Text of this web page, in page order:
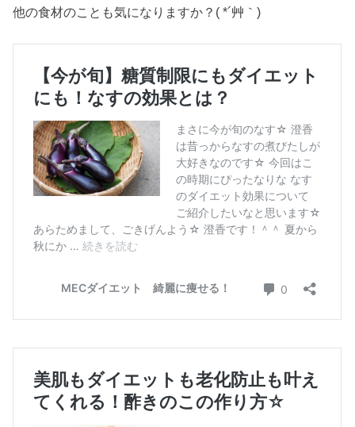
他の食材のことも気になりますか？( *´艸｀)